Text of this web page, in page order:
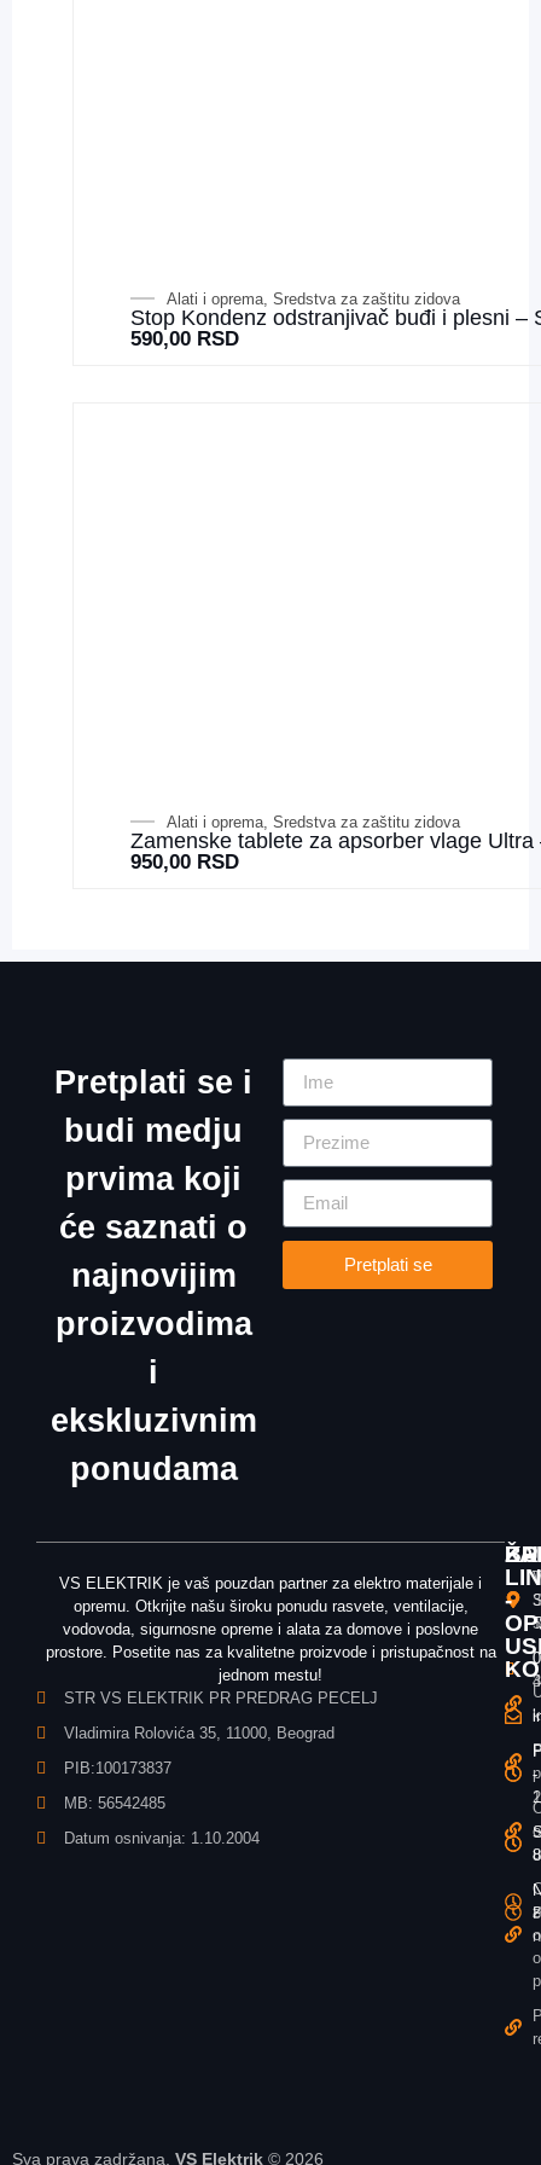
Alati i oprema, Sredstva za zaštitu zidova
Stop Kondenz odstranjivač buđi i plesni –
590,00 RSD
Alati i oprema, Sredstva za zaštitu zidova
Zamenske tablete za apsorber vlage
950,00 RSD
Pretplati se i
budi medju
prvima koji
će saznati o
najnovijim
proizvodima
i
ekskluzivnim
ponudama
Pretplati se
VS ELEKTRIK je vaš pouzdan partner za elektro materijale i
opremu. Otkrijte našu široku ponudu rasvete, ventilacije,
vodovoda, sigurnosne opreme i alata za domove i poslovne
prostore. Posetite nas za kvalitetne proizvode i pristupačnost na
jednom mestu!
STR VS ELEKTRIK PR PREDRAG PECELJ
Vladimira Rolovića 35, 11000, Beograd
PIB:100173837
MB: 56542485
Datum osnivanja: 1.10.2004
-
-
-
Sva prava zadržana. VS Elektrik © 2026